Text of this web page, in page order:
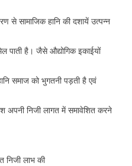
से सामाजिक हानि की दशायें उत्पन्न
पाती है। जैसे औद्योगिक इकाईयों
समाज को भुगतनी पड़ती है एवं
अपनी निजी लागत में समावेशित करने
निजी लाभ की